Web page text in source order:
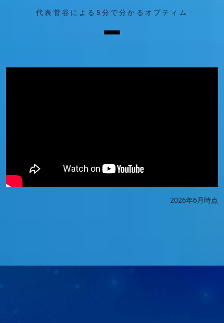
代表菅谷による5分で分かるオプティム
2026年6月時点